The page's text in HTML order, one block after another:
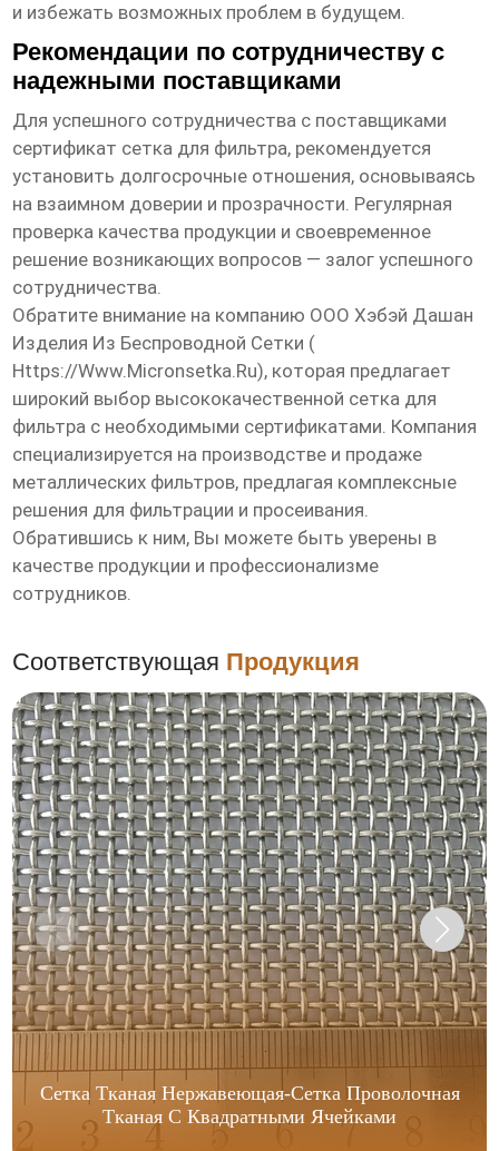
и избежать возможных проблем в будущем.
Рекомендации по сотрудничеству с
надежными поставщиками
Для успешного сотрудничества с поставщиками
сертификат сетка для фильтра, рекомендуется
установить долгосрочные отношения, основываясь
на взаимном доверии и прозрачности. Регулярная
проверка качества продукции и своевременное
решение возникающих вопросов — залог успешного
сотрудничества.
Обратите внимание на компанию ООО Хэбэй Дашан
Изделия Из Беспроводной Сетки (
Https://www.micronsetka.ru), которая предлагает
широкий выбор высококачественной сетка для
фильтра с необходимыми сертификатами. Компания
специализируется на производстве и продаже
металлических фильтров, предлагая комплексные
решения для фильтрации и просеивания.
Обратившись к ним, Вы можете быть уверены в
качестве продукции и профессионализме
сотрудников.
Соответствующая Продукция
Сетка Тканая Нержавеющая-Сетка Проволочная
Тканая С Квадратными Ячейками